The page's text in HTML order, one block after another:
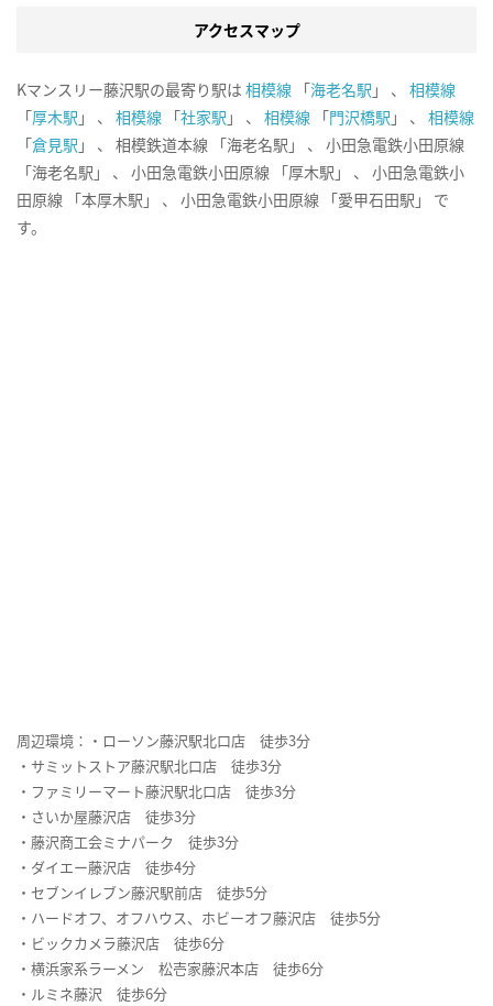
アクセスマップ
Kマンスリー藤沢駅の最寄り駅は 相模線 「海老名駅 」 、 相模線
「厚木駅 」 、 相模線 「社家駅 」 、 相模線 「門沢橋駅 」 、 相模線
「倉見駅 」 、 相模鉄道本線 「海老名駅」 、 小田急電鉄小田原線
「海老名駅」 、 小田急電鉄小田原線 「厚木駅」 、 小田急電鉄小
田原線 「本厚木駅」 、 小田急電鉄小田原線 「愛甲石田駅」 で
す。
周辺環境：・ローソン藤沢駅北口店 徒歩3分
・サミットストア藤沢駅北口店 徒歩3分
・ファミリーマート藤沢駅北口店 徒歩3分
・さいか屋藤沢店 徒歩3分
・藤沢商工会ミナパーク 徒歩3分
・ダイエー藤沢店 徒歩4分
・セブンイレブン藤沢駅前店 徒歩5分
・ハードオフ、オフハウス、ホビーオフ藤沢店 徒歩5分
・ビックカメラ藤沢店 徒歩6分
・横浜家系ラーメン 松壱家藤沢本店 徒歩6分
・ルミネ藤沢 徒歩6分